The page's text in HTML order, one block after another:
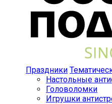
Праздники
Настольные
Головоломки
Игрушки